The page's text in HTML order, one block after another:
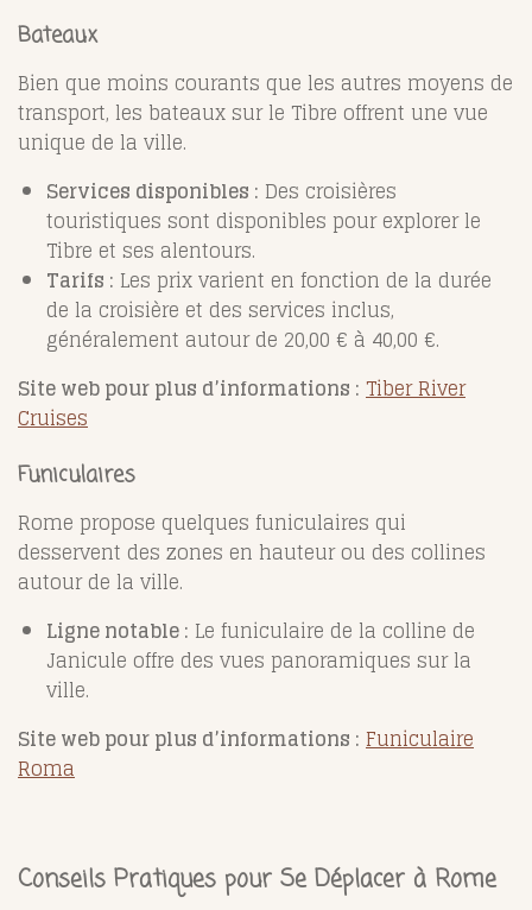
Bateaux
Bien que moins courants que les autres moyens de
transport, les bateaux sur le Tibre offrent une vue
unique de la ville.
Services disponibles : Des croisières
touristiques sont disponibles pour explorer le
Tibre et ses alentours.
Tarifs : Les prix varient en fonction de la durée
de la croisière et des services inclus,
généralement autour de 20,00 € à 40,00 €.
Site web pour plus d’informations : Tiber River
Cruises
Funiculaires
Rome propose quelques funiculaires qui
desservent des zones en hauteur ou des collines
autour de la ville.
Ligne notable : Le funiculaire de la colline de
Janicule offre des vues panoramiques sur la
ville.
Site web pour plus d’informations : Funiculaire
Roma
Conseils Pratiques pour Se Déplacer à Rome